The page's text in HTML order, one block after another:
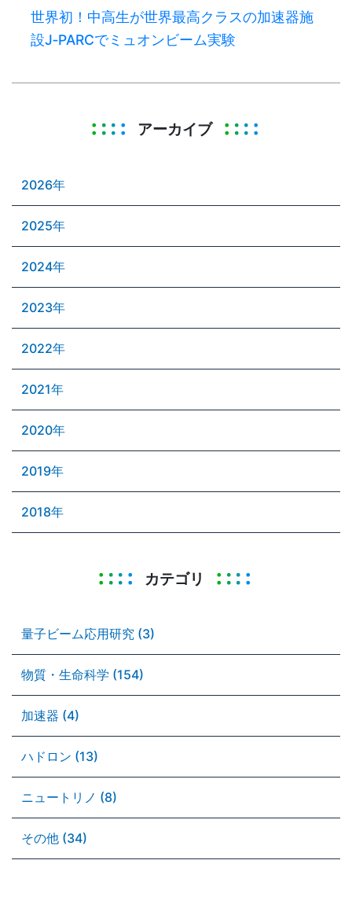
世界初！中高生が世界最高クラスの加速器施
設J‑PARCでミュオンビーム実験
アーカイブ
2026年
2025年
2024年
2023年
2022年
2021年
2020年
2019年
2018年
カテゴリ
量子ビーム応用研究 (3)
物質・生命科学 (154)
加速器 (4)
ハドロン (13)
ニュートリノ (8)
その他 (34)